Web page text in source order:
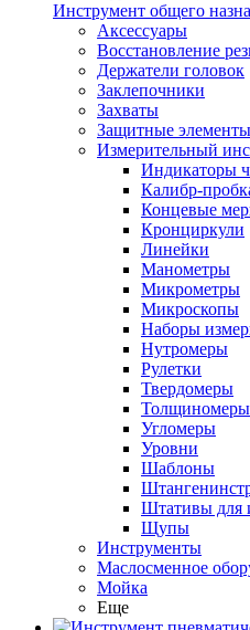
Инструмент общего
Аксессуары
Восстановление
Держатели головок
Заклепочники
Захваты
Защитные элементы
Измерительный
Индикаторы
Калибр-
Концевые
Кронциркули
Линейки
Манометры
Микрометры
Микроскопы
Наборы
Нутромеры
Рулетки
Твердомеры
Толщиномеры
Угломеры
Уровни
Шаблоны
Штативы для
Щупы
Инструменты
Маслосменное
Мойка
Еще